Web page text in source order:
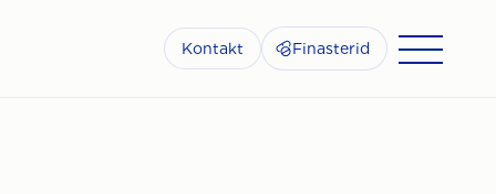
Kontakt Finasterid